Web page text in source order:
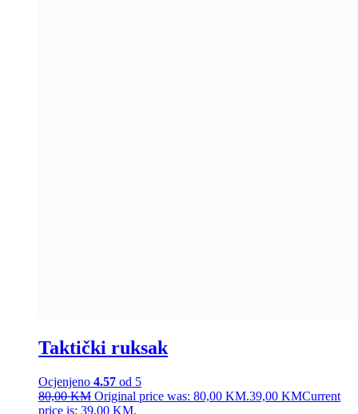
Taktički ruksak
Ocjenjeno 4.57 od 5
80,00KM Original price was: 80,00 KM.39,00 KMCurrent
price is: 39,00 KM.